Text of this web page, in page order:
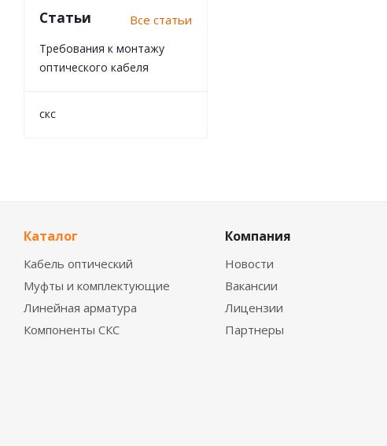
Статьи Все статьи
Требования к монтажу
оптического кабеля
скс
Каталог
Кабель оптический
Муфты и комплектующие
Линейная арматура
Компоненты СКС
Компания
Новости
Вакансии
Лицензии
Партнеры